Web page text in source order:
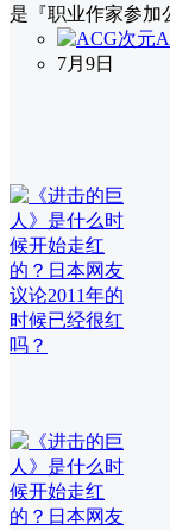
是『职业作家参
7月9日